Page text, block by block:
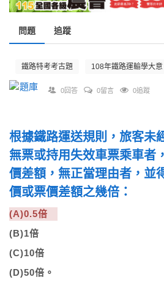
問題 追蹤
鐵路特考考古題 108年鐵路運輸學大意
0回答 0留言 0追蹤
根據鐵路運送規則，旅客未
無票或持用失效車票乘車者
價差額，無正當理由者，並
價或票價差額之幾倍：
(A)0.5倍
(B)1倍
(C)10倍
(D)50倍。